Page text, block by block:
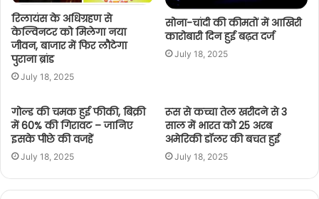
रिलायंस के अधिग्रहण से
केल्विनटर को मिलेगा नया
जीवन, बाजार में फिर लौटेगा
पुराना ब्रांड
July 18, 2025
सोना-चांदी की कीमतों में आखिरी
कारोबारी दिन हुई बढ़त दर्ज
July 18, 2025
गोल्ड की चमक हुई फीकी, बिक्री
में 60% की गिरावट – जानिए
इसके पीछे की वजहें
July 18, 2025
रूस से कच्चा तेल खरीदने से 3
साल में भारत को 25 अरब
अमेरिकी डॉलर की बचत हुई
July 18, 2025